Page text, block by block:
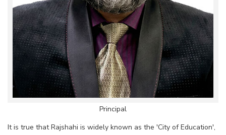
Principal
It is true that Rajshahi is widely known as the 'City of Education',